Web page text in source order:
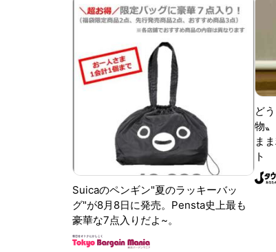
Suicaのペンギン"夏のラッキーバッ
グ"が8月8日に発売。Pensta史上最も
豪華な7点入りだよ~。
ど
物
ま
ト